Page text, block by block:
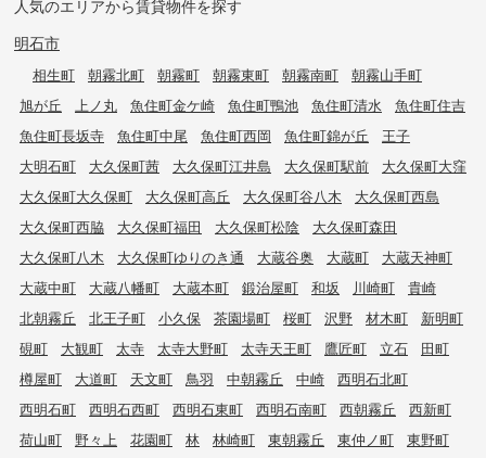
人気のエリアから賃貸物件を探す
明石市
相生町 朝霧北町 朝霧町 朝霧東町 朝霧南町
朝霧山手町
旭が丘
上ノ丸 魚住町金ケ崎 魚住町鴨池 魚住町清水
魚住町住吉
魚住町長坂寺
魚住町中尾 魚住町西岡 魚住町錦が丘
王子
大明石町
大久保町茜 大久保町江井島 大久保町駅前
大久保町大窪
大久保町大久保町
大久保町高丘 大久保町谷八木
大久保町西島
大久保町西脇
大久保町福田 大久保町松陰
大久保町森田
大久保町八木
大久保町ゆりのき通 大蔵谷奥 大蔵町
大蔵天神町
大蔵中町
大蔵八幡町 大蔵本町 鍛治屋町 和坂 川崎町
貴崎
北朝霧丘
北王子町 小久保 茶園場町 桜町 沢野 材木町
新明町
硯町
大観町 太寺 太寺大野町 太寺天王町 鷹匠町 立石
田町
樽屋町
大道町 天文町 鳥羽 中朝霧丘 中崎
西明石北町
西明石町
西明石西町 西明石東町 西明石南町 西朝霧丘
西新町
荷山町
野々上 花園町 林 林崎町 東朝霧丘 東仲ノ町
東野町